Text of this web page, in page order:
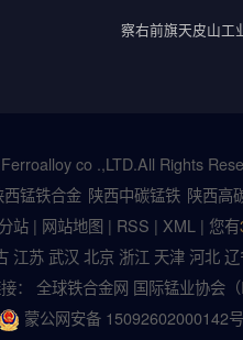
察右前旗天皮山工
co .,LTD.All Rights
西锰铁合金 陕西中碳锰铁 陕西高
站 | 网站地图 | RSS | XML | 您有
江苏 武汉 北京 浙江 天津 河北
： 全球铁合金网 国际锰业协会（
蒙公网安备 15092602000142号